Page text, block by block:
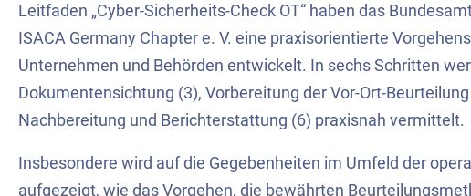
Leitfaden „Cyber-Sicherheits-Check OT“ haben das
ISACA Germany Chapter e. V. eine praxisorientierte
Unternehmen und Behörden entwickelt. In sechs Schritten
Dokumentensichtung (3), Vorbereitung der Vor-Ort-
Nachbereitung und Berichterstattung (6) praxisnah vermittelt.
Insbesondere wird auf die Gegebenheiten im Umfeld der
aufgezeigt, wie das Vorgehen, die bewährten